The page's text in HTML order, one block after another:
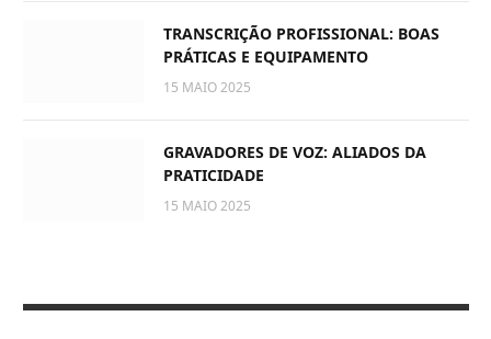
TRANSCRIÇÃO PROFISSIONAL: BOAS
PRÁTICAS E EQUIPAMENTO
15 MAIO 2025
GRAVADORES DE VOZ: ALIADOS DA
PRATICIDADE
15 MAIO 2025